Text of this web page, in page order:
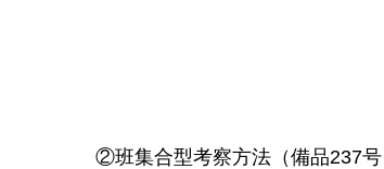
②班集合型考察方法（備品237号